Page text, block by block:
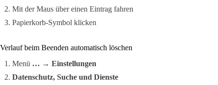
Mit der Maus über einen Eintrag fahren
Papierkorb-Symbol klicken
Verlauf beim Beenden automatisch löschen
Menü … → Einstellungen
Datenschutz, Suche und Dienste